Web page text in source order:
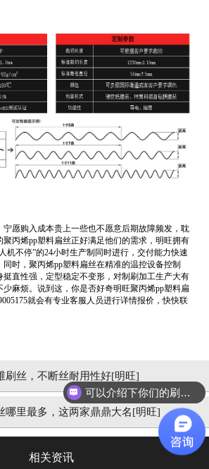
愿购入成本贵上一些也不愿意后期故障频发，耽
聚丙烯pp塑料扁丝正好满足他们的需求，明旺拥有
机不停”的24小时生产制同时进行，交付能力快速
时，聚丙烯pp塑料扁丝在精准的温控设备控制
直性强，定型稳定不变形，对制刷加工生产大有
麻烦。说到这，你是否好奇明旺聚丙烯pp塑料扁
就会有专业客服人员进行详情报价，快快联
刷丝，不断丝耐用性好[明旺]
哪里最多，这两家鼎鼎大名[明旺]
相关资讯
可以介绍下你们的刷丝吗？